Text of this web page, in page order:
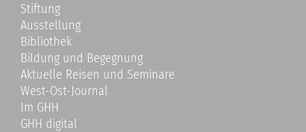
Stiftung
Ausstellung
Bibliothek
Bildung und Begegnung
Aktuelle Reisen und Seminare
West-Ost-Journal
Im GHH
GHH digital